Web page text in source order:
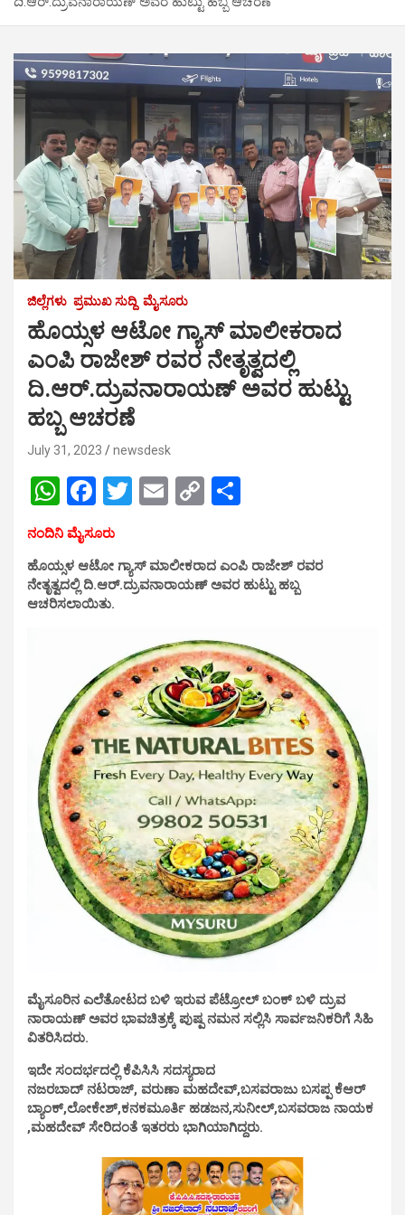
ಜಿಲ್ಲೆಗಳು ಪ್ರಮುಖ ಸುದ್ದಿ ಮೈಸೂರು
ಹೊಯ್ಸಳ ಆಟೋ ಗ್ಯಾಸ್ ಮಾಲೀಕರಾದ
ಎಂಪಿ ರಾಜೇಶ್ ರವರ ನೇತೃತ್ವದಲ್ಲಿ
ದಿ.ಆರ್.ದ್ರುವನಾರಾಯಣ್ ಅವರ ಹುಟ್ಟು
ಹಬ್ಬ ಆಚರಣೆ
July 31, 2023 newsdesk
W
h
at
s
A
F
a
ce
b
o
k
T
er
E
C
Li
k
e
ನಂದಿನಿ ಮೈಸೂರು
ಹೊಯ್ಸಳ ಆಟೋ ಗ್ಯಾಸ್ ಮಾಲೀಕರಾದ ಎಂಪಿ ರಾಜೇಶ್ ರವರ
ನೇತೃತ್ವದಲ್ಲಿ ದಿ.ಆರ್.ದ್ರುವನಾರಾಯಣ್ ಅವರ ಹುಟ್ಟು ಹಬ್ಬ
ಆಚರಿಸಲಾಯಿತು.
ಮೈಸೂರಿನ ಎಲೆತೋಟದ ಬಳಿ ಇರುವ ಪೆಟ್ರೋಲ್ ಬಂಕ್ ಬಳಿ ದ್ರುವ
ನಾರಾಯಣ್ ಅವರ ಭಾವಚಿತ್ರಕ್ಕೆ ಪುಷ್ಪ ನಮನ ಸಲ್ಲಿಸಿ ಸಾರ್ವಜನಿಕರಿಗೆ ಸಿಹಿ
ವಿತರಿಸಿದರು.
ಇದೇ ಸಂದರ್ಭದಲ್ಲಿ ಕೆಪಿಸಿಸಿ ಸದಸ್ಯರಾದ
ನಜರಬಾದ್ ನಟರಾಜ್, ವರುಣಾ ಮಹದೇವ್,ಬಸವರಾಜು ಬಸಪ್ಪ ಕೆಆರ್
ಬ್ಯಾಂಕ್,ಲೋಕೇಶ್,ಕನಕಮೂರ್ತಿ ಹಡಜನ,ಸುನೀಲ್,ಬಸವರಾಜ ನಾಯಕ
,ಮಹದೇವ್ ಸೇರಿದಂತೆ ಇತರರು ಭಾಗಿಯಾಗಿದ್ದರು.